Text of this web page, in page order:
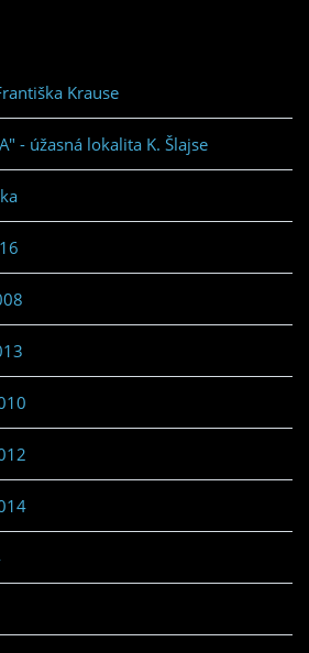
Krause
- úžasná lokalita K. Šlajse